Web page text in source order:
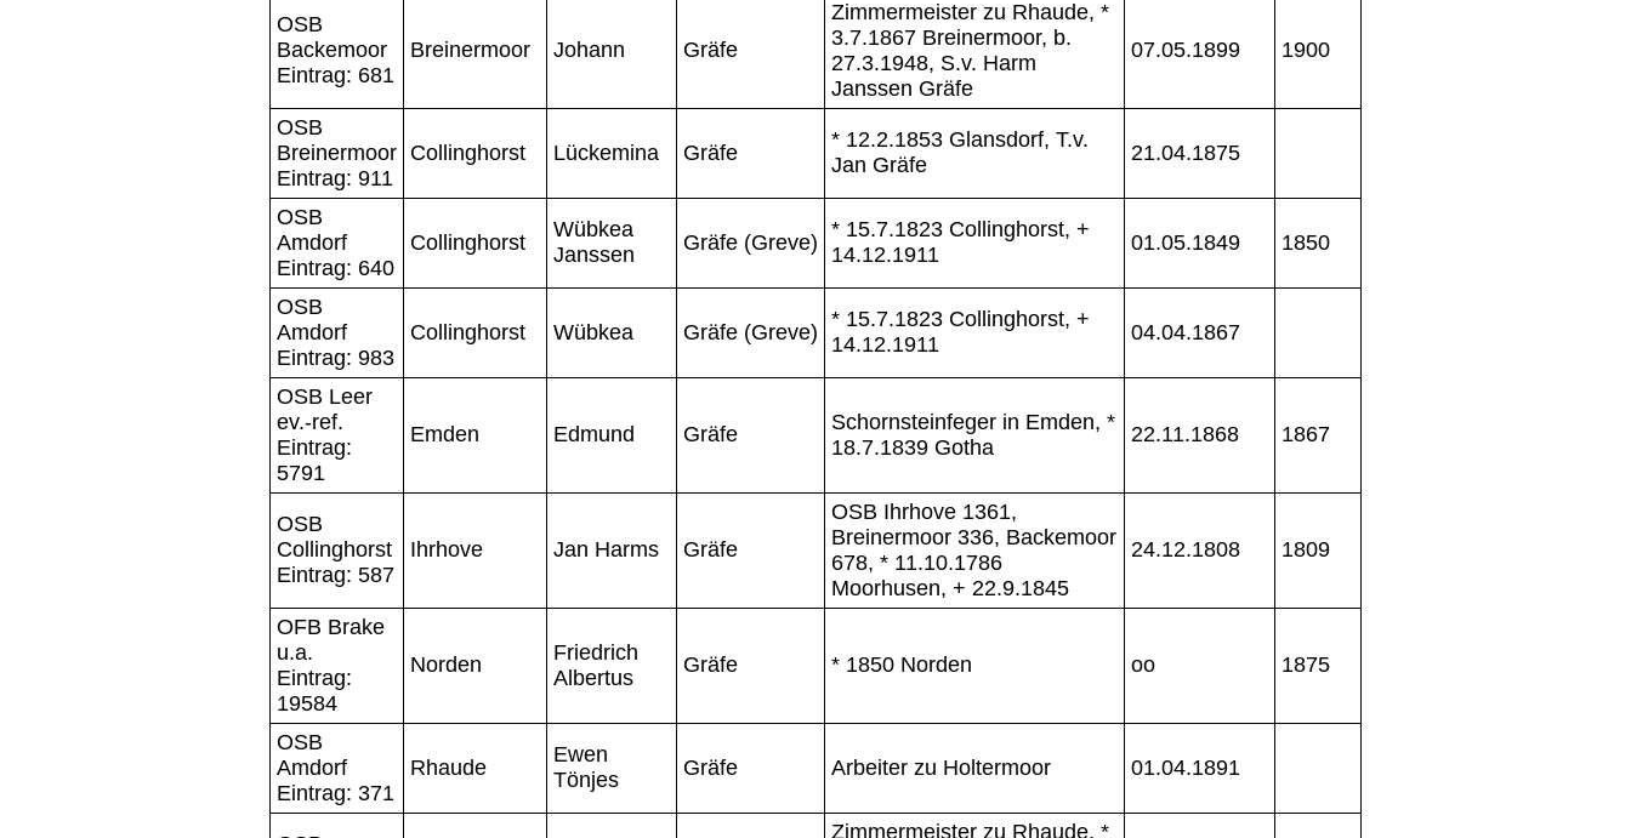
OSB
Backemoor
Eintrag: 681
Breinermoor Johann Gräfe
Zimmermeister zu Rhaude, *
3.7.1867 Breinermoor, b.
27.3.1948, S.v. Harm
Janssen Gräfe
07.05.1899 1900
OSB
Breinermoor
Eintrag: 911
Collinghorst Lückemina Gräfe
* 12.2.1853 Glansdorf, T.v.
Jan Gräfe
21.04.1875
OSB
Amdorf
Eintrag: 640
Collinghorst
Wübkea
Janssen
Gräfe (Greve)
* 15.7.1823 Collinghorst, +
14.12.1911
01.05.1849 1850
OSB
Amdorf
Eintrag: 983
Collinghorst Wübkea Gräfe (Greve)
* 15.7.1823 Collinghorst, +
14.12.1911
04.04.1867
OSB Leer
ev.-ref.
Eintrag:
5791
Emden Edmund Gräfe
Schornsteinfeger in Emden, *
18.7.1839 Gotha
22.11.1868 1867
OSB
Collinghorst
Eintrag: 587
Ihrhove Jan Harms Gräfe
OSB Ihrhove 1361,
Breinermoor 336, Backemoor
678, * 11.10.1786
Moorhusen, + 22.9.1845
24.12.1808 1809
OFB Brake
u.a.
Eintrag:
19584
Norden
Friedrich
Albertus
Gräfe * 1850 Norden oo 1875
OSB
Amdorf
Eintrag: 371
Rhaude
Ewen
Tönjes
Gräfe Arbeiter zu Holtermoor 01.04.1891
Zimmermeister zu Rhaude, *